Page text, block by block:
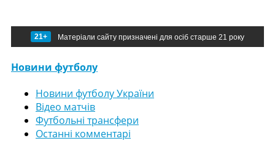
21+ Матеріали сайту призначені для осіб старше 21 року
Новини футболу
Новини футболу України
Відео матчів
Футбольні трансфери
Останні комментарі